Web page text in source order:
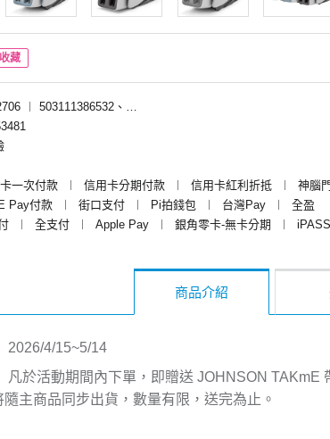
收藏
︱
一次付款
︱ 信用卡分期付款 ︱ 信用卡紅利折抵 ︱
神腦
Pay付款 ︱ 街口支付 ︱ Pi拍錢包 ︱ 台灣Pay ︱
全盈
︱ 全支付 ︱ Apple Pay ︱ 銀角零卡-無卡分期 ︱
iPASS
商品介紹
2026/4/15~5/14
凡於活動期間內下單，即贈送 JOHNSON TAKmE
主商品同步出貨，數量有限，送完為止。